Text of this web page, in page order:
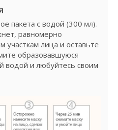
пакета с водой (300 мл).
равномерно
участкам лица и оставьте
образовавшуюся
водой и любуйтесь своим